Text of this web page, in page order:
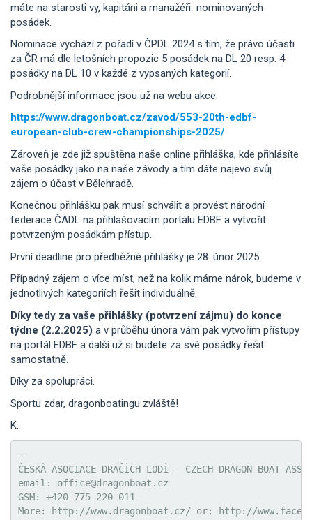
máte na starosti vy, kapitáni a manažéři nominovaných
posádek.
Nominace vychází z pořadí v ČPDL 2024 s tím, že právo účasti
za ČR má dle letošních propozic 5 posádek na DL 20 resp. 4
posádky na DL 10 v každé z vypsaných kategorií.
Podrobnější informace jsou už na webu akce:
https://www.dragonboat.cz/zavod/553-20th-edbf-
european-club-crew-championships-2025/
Zároveň je zde již spuštěna naše online přihláška, kde přihlásíte
vaše posádky jako na naše závody a tím dáte najevo svůj
zájem o účast v Bělehradě.
Konečnou přihlášku pak musí schválit a provést národní
federace ČADL na přihlašovacím portálu EDBF a vytvořit
potvrzeným posádkám přístup.
První deadline pro předběžné přihlášky je 28. únor 2025.
Případný zájem o více míst, než na kolik máme nárok, budeme v
jednotlivých kategoriích řešit individuálně.
Díky tedy za vaše přihlášky (potvrzení zájmu) do konce
týdne (2.2.2025) a v průběhu února vám pak vytvořím přístupy
na portál EDBF a další už si budete za své posádky řešit
samostatně.
Díky za spolupráci.
Sportu zdar, dragonboatingu zvláště!
K.
--
ČESKÁ ASOCIACE DRAČÍCH LODÍ - CZECH DRAGON BOAT
email: office@dragonboat.cz
GSM: +420 775 220 011
More: http://www.dragonboat.cz/ or: http://